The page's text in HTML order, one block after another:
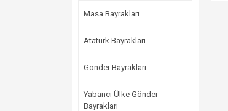
Masa Bayrakları
Atatürk Bayrakları
Gönder Bayrakları
Yabancı Ülke Gönder
Bayrakları